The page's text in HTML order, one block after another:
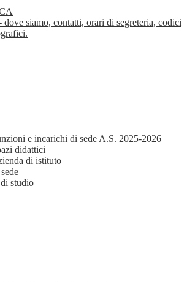
dove siamo, contatti, orari di segreteria, codici
e incarichi di sede A.S. 2025-2026
didattici
di istituto
studio